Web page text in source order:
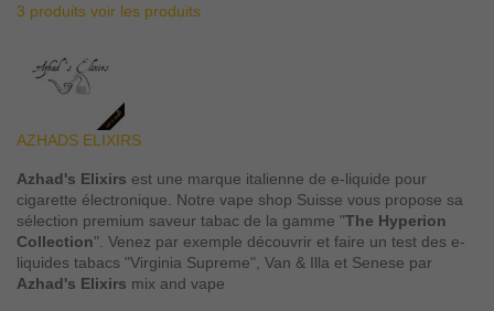
3 produits voir les produits
AZHADS ELIXIRS
Azhad's Elixirs est une marque italienne de e-liquide pour
cigarette électronique. Notre vape shop Suisse vous propose sa
sélection premium saveur tabac de la gamme "The Hyperion
Collection". Venez par exemple découvrir et faire un test des e-
liquides tabacs "Virginia Supreme", Van & Illa et Senese par
Azhad's Elixirs mix and vape